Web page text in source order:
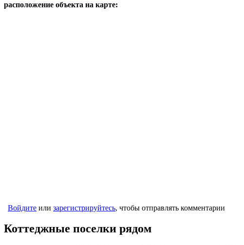
расположение объекта на карте:
Войдите или зарегистрируйтесь, чтобы отправлять комментарии
Коттеджные поселки рядом